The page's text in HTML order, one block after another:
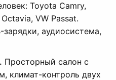
Toyota Camry,
VW Passat.
зарядки, аудиосистема,
Просторный салон с
климат-контроль двух